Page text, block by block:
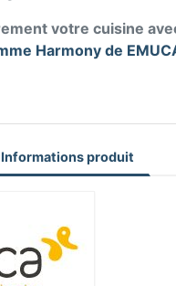
votre cuisine
Harmony de
Informations produit